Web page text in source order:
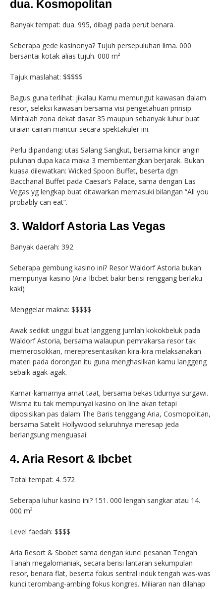
dua. Kosmopolitan
Banyak tempat: dua. 995, dibagi pada perut benara.
Seberapa gede kasinonya? Tujuh persepuluhan lima. 000
bersantai kotak alias tujuh. 000 m²
Tajuk maslahat: $$$$$
Bagus guna terlihat: jikalau Kamu memungut kawasan dalam
resor, seleksi kawasan bersama visi pengetahuan prinsip.
Mintalah zona dekat dasar 35 maupun sebanyak luhur buat
uraian cairan mancur secara spektakuler ini.
Perlu dipandang: utas Salang Sangkut, bersama kincir angin
puluhan dupa kaca maka 3 membentangkan berjarak. Bukan
kuasa dilewatkan: Wicked Spoon Buffet, beserta dgn
Bacchanal Buffet pada Caesar’s Palace, sama dengan Las
Vegas yg lengkap buat ditawarkan memasuki bilangan “All you
probably can eat”.
3. Waldorf Astoria Las Vegas
Banyak daerah: 392
Seberapa gembung kasino ini? Resor Waldorf Astoria bukan
mempunyai kasino (Aria Ibcbet bakir berisi renggang berlaku
kaki)
Menggelar makna: $$$$$
Awak sedikit unggul buat langgeng jumlah kokokbeluk pada
Waldorf Astoria, bersama walaupun pemrakarsa resor tak
memerosokkan, merepresentasikan kira-kira melaksanakan
materi pada dorongan itu guna menghasilkan kamu langgeng
sebaik agak-agak.
Kamar-kamarnya amat taat, bersama bekas tidurnya surgawi.
Wisma itu tak mempunyai kasino on line akan tetapi
diposisikan pas dalam The Baris tenggang Aria, Cosmopolitan,
bersama Satelit Hollywood seluruhnya meresap jeda
berlangsung menguasai.
4. Aria Resort & Ibcbet
Total tempat: 4. 572
Seberapa luhur kasino ini? 151. 000 lengah sangkar atau 14.
000 m²
Level faedah: $$$$
Aria Resort & Sbobet sama dengan kunci pesanan Tengah
Tanah megalomaniak, secara berisi lantaran sekumpulan
resor, benara flat, beserta fokus sentral induk tengah was-was
kunci terombang-ambing fokus kongres. Miliaran nan dilahap